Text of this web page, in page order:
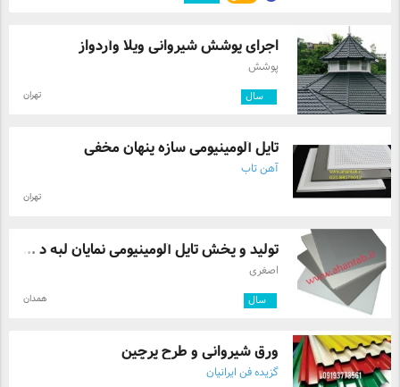
اجرای پوشش شیروانی ویلا وآردواز
پوشش
سال تهران
تایل آلومینیومی سازه پنهان مخفی
آهن تاب
تهران
تولید و پخش تایل آلومینیومی نمایان لبه د ...
اصغری
سال همدان
ورق شیروانی و طرح پرچین
گزیده فن ایرانیان